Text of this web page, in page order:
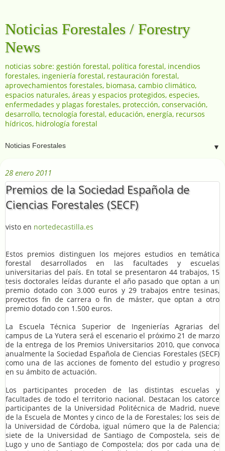
Noticias Forestales / Forestry
News
noticias sobre: gestión forestal, política forestal, incendios
forestales, ingeniería forestal, restauración forestal,
aprovechamientos forestales, biomasa, cambio climático,
espacios naturales, áreas y espacios protegidos, especies,
enfermedades y plagas forestales, protección, conservación,
desarrollo, tecnología forestal, educación, energía, recursos
hídricos, hidrología forestal
▼
28 enero 2011
Premios de la Sociedad Española de
Ciencias Forestales (SECF)
visto en nortedecastilla.es
Estos premios distinguen los mejores estudios en temática
forestal desarrollados en las facultades y escuelas
universitarias del país. En total se presentaron 44 trabajos, 15
tesis doctorales leídas durante el año pasado que optan a un
premio dotado con 3.000 euros y 29 trabajos entre tesinas,
proyectos fin de carrera o fin de máster, que optan a otro
premio dotado con 1.500 euros.
La Escuela Técnica Superior de Ingenierías Agrarias del
campus de La Yutera será el escenario el próximo 21 de marzo
de la entrega de los Premios Universitarios 2010, que convoca
anualmente la Sociedad Española de Ciencias Forestales (SECF)
como una de las acciones de fomento del estudio y progreso
en su ámbito de actuación.
Los participantes proceden de las distintas escuelas y
facultades de todo el territorio nacional. Destacan los catorce
participantes de la Universidad Politécnica de Madrid, nueve
de la Escuela de Montes y cinco de la de Forestales; los seis de
la Universidad de Córdoba, igual número que la de Palencia;
siete de la Universidad de Santiago de Compostela, seis de
Lugo y uno de Santiago de Compostela; dos por cada una de